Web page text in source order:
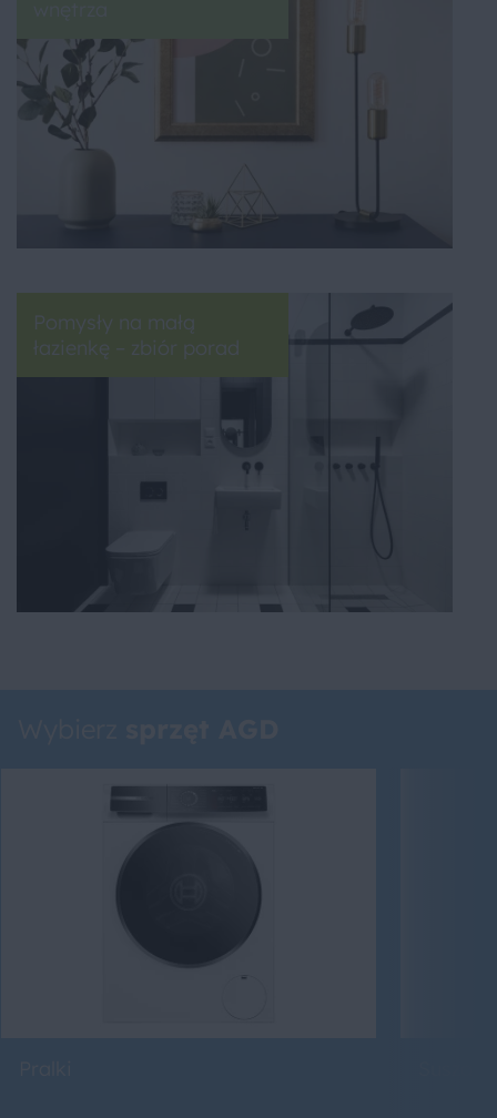
Pomysły na małą
łazienkę – zbiór porad